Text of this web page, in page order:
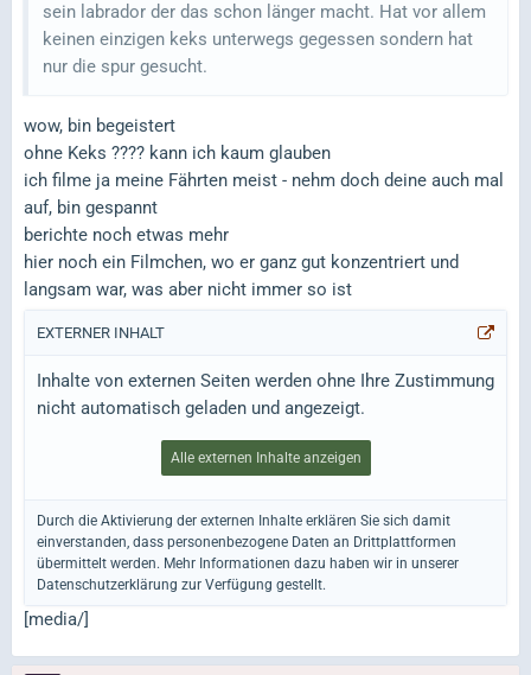
sein labrador der das schon länger macht. Hat vor allem
keinen einzigen keks unterwegs gegessen sondern hat
nur die spur gesucht.
wow, bin begeistert
ohne Keks ???? kann ich kaum glauben
ich filme ja meine Fährten meist - nehm doch deine auch mal
auf, bin gespannt
berichte noch etwas mehr
hier noch ein Filmchen, wo er ganz gut konzentriert und
langsam war, was aber nicht immer so ist
EXTERNER INHALT
Inhalte von externen Seiten werden ohne Ihre Zustimmung
nicht automatisch geladen und angezeigt.
Alle externen Inhalte anzeigen
Durch die Aktivierung der externen Inhalte erklären Sie sich damit
einverstanden, dass personenbezogene Daten an Drittplattformen
übermittelt werden. Mehr Informationen dazu haben wir in unserer
Datenschutzerklärung zur Verfügung gestellt.
[media/]